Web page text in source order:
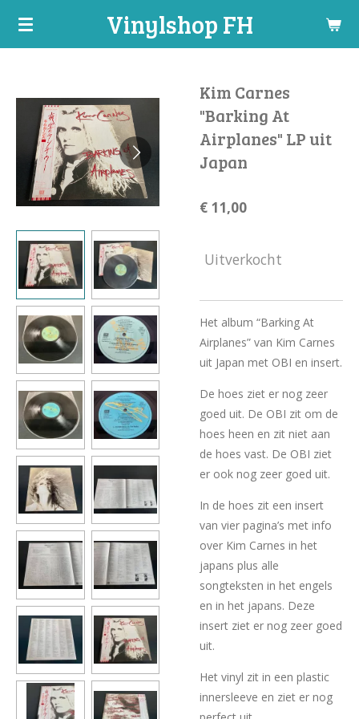
Ga
hoofdinhoud
Vinylshop FH
Kim Carnes
"Barking At
Airplanes" LP uit
Japan
€ 11,00
Uitverkocht
Het album “Barking At
Airplanes” van Kim Carnes
uit Japan met OBI en insert.
De hoes ziet er nog zeer
goed uit. De OBI zit om de
hoes heen en zit niet aan
de hoes vast. De OBI ziet
er ook nog zeer goed uit.
In de hoes zit een insert
van vier pagina’s met info
over Kim Carnes in het
japans plus alle
songteksten in het engels
en in het japans. Deze
insert ziet er nog zeer goed
uit.
Het vinyl zit in een plastic
innersleeve en ziet er nog